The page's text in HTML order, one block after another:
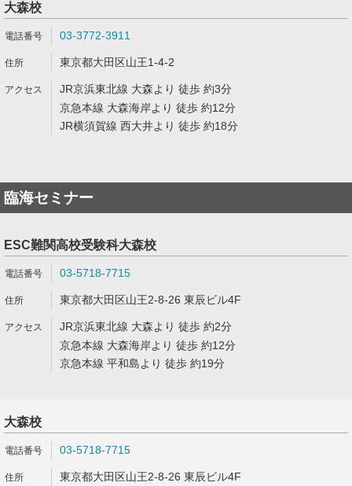
大森校
03-3772-3911
東京都大田区山王1-4-2
JR京浜東北線 大森より 徒歩 約3分
京急本線 大森海岸より 徒歩 約12分
JR横須賀線 西大井より 徒歩 約18分
臨海セミナー
ESC難関高校受験科大森校
03-5718-7715
東京都大田区山王2-8-26 東辰ビル4F
JR京浜東北線 大森より 徒歩 約2分
京急本線 大森海岸より 徒歩 約12分
京急本線 平和島より 徒歩 約19分
大森校
03-5718-7715
東京都大田区山王2-8-26 東辰ビル4F